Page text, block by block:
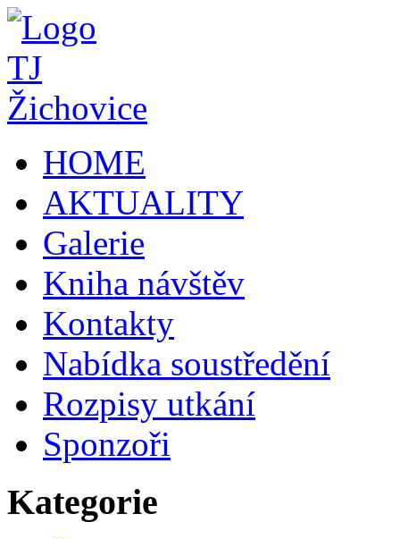
HOME
AKTUALITY
Galerie
Kniha návštěv
Kontakty
Nabídka soustředění
Rozpisy utkání
Sponzoři
Kategorie